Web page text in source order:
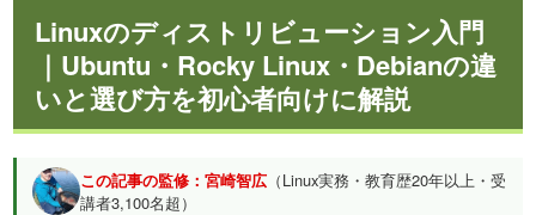
Linuxのディストリビューション入門
｜Ubuntu・Rocky Linux・Debianの違
いと選び方を初心者向けに解説
この記事の監修：宮崎智広 （Linux実務・教育歴20年以上・受
講者3,100名超）